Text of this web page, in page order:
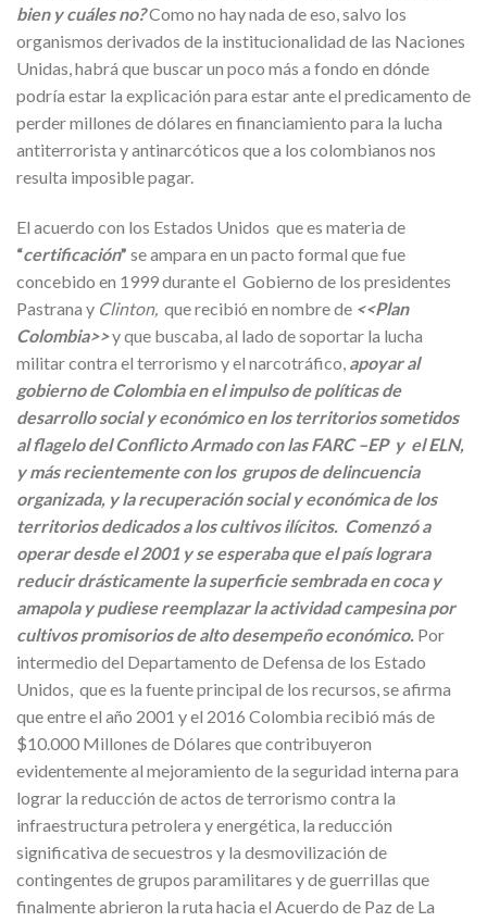
bien y cuáles no?Como no hay nada de eso, salvo los
organismos derivados de la institucionalidad de las Naciones
Unidas, habrá que buscar un poco más a fondo en dónde
podría estar la explicación para estar ante el predicamento de
perder millones de dólares en financiamiento para la lucha
antiterrorista y antinarcóticos que a los colombianos nos
resulta imposible pagar.
El acuerdo con los Estados Unidos que es materia de
“certificación” se ampara en un pacto formal que fue
concebido en 1999 durante el Gobierno de los presidentes
Pastrana y Clinton, que recibió en nombre de <<Plan
Colombia>>y que buscaba, al lado de soportar la lucha
militar contra el terrorismo y el narcotráfico, apoyar al
gobierno de Colombia en el impulso de políticas de
desarrollo social y económico en los territorios sometidos
al flagelo del Conflicto Armado con las FARC –EP y el ELN,
y más recientemente con los grupos de delincuencia
organizada, y la recuperación social y económica de los
territorios dedicados a los cultivos ilícitos. Comenzó a
operar desde el 2001 y se esperaba que el país lograra
reducir drásticamente la superficie sembrada en coca y
amapola y pudiese reemplazar la actividad campesina por
cultivos promisorios de alto desempeño económico. Por
intermedio del Departamento de Defensa de los Estado
Unidos, que es la fuente principal de los recursos, se afirma
que entre el año 2001 y el 2016 Colombia recibió más de
$10.000 Millones de Dólares que contribuyeron
evidentemente al mejoramiento de la seguridad interna para
lograr la reducción de actos de terrorismo contra la
infraestructura petrolera y energética, la reducción
significativa de secuestros y la desmovilización de
contingentes de grupos paramilitares y de guerrillas que
finalmente abrieron la ruta hacia el Acuerdo de Paz de La